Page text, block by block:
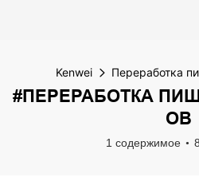
Kenwei Переработка
#ПЕРЕРАБОТКА
ОВ
1 содержимое